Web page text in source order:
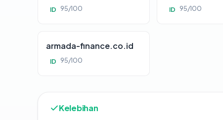
ID 95/100 ID 95/100
armada-finance.co.id
ID 95/100
Kelebihan